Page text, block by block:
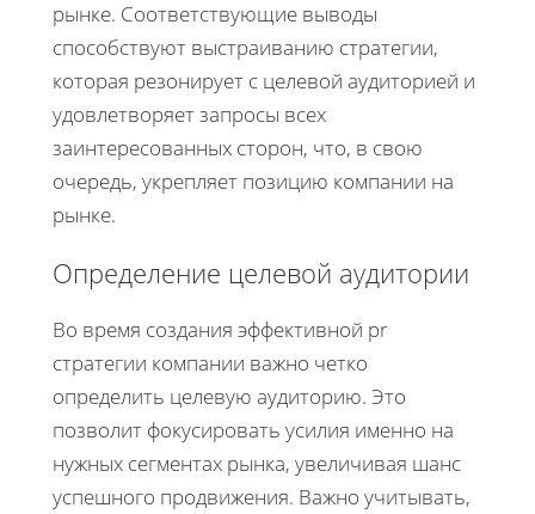
рынке. Соответствующие выводы
способствуют выстраиванию стратегии,
которая резонирует с целевой аудиторией и
удовлетворяет запросы всех
заинтересованных сторон, что, в свою
очередь, укрепляет позицию компании на
рынке.
Определение целевой аудитории
Во время создания эффективной pr
стратегии компании важно четко
определить целевую аудиторию. Это
позволит фокусировать усилия именно на
нужных сегментах рынка, увеличивая шанс
успешного продвижения. Важно учитывать,